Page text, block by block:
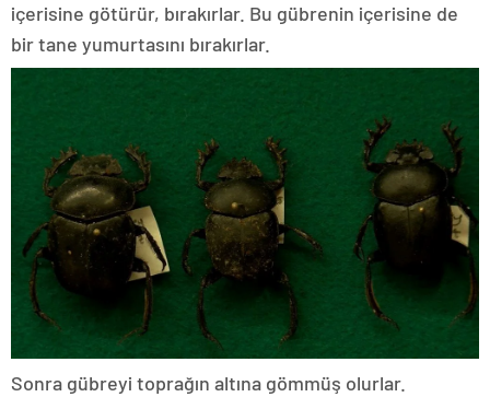
içerisine götürür, bırakırlar. Bu gübrenin içerisine de
bir tane yumurtasını bırakırlar.
Sonra gübreyi toprağın altına gömmüş olurlar.